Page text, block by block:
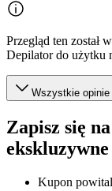
Przegląd ten został
Depilator do użytku
Wszystkie opinie
Zapisz się
Kupon